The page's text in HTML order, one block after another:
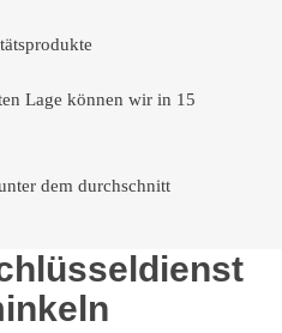
Lage können wir in 15
dem durchschnitt